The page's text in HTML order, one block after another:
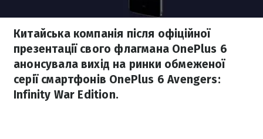
Китайська компанія після офіційної
презентації свого флагмана OnePlus 6
анонсувала вихід на ринки обмеженої
серії смартфонів OnePlus 6 Avengers:
Infinity War Edition.